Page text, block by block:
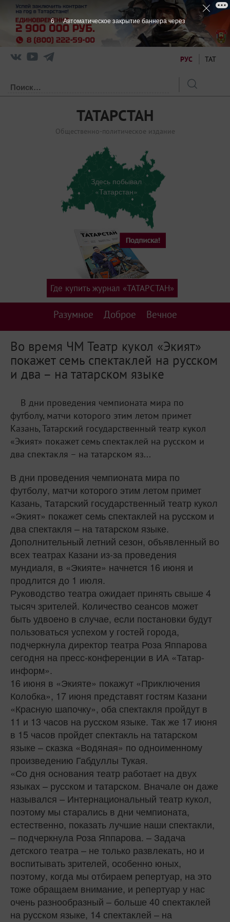
РУС ТАТ
ТАТАРСТАН
Общественно-политическое издание
Здесь побывал
«Татарстан»
Разумное Доброе Вечное
Где купить журнал «ТАТАРСТАН»
Во время ЧМ Театр кукол «Экият»
покажет семь спектаклей на русском
и два – на татарском языке
В дни проведения чемпионата мира по
футболу, матчи которого этим летом примет
Казань, Татарский государственный театр кукол
«Экият» покажет семь спектаклей на русском и
два спектакля – на татарском яз...
В дни проведения чемпионата мира по
футболу, матчи которого этим летом примет
Казань, Татарский государственный театр кукол
«Экият» покажет семь спектаклей на русском и
два спектакля – на татарском языке.
Дополнительный летний сезон, объявленный во
всех театрах Казани из-за проведения
мундиаля, в «Экияте» начнется 16 июня и
продлится до 1 июля.
Руководство театра ожидает принять свыше 4
тысяч зрителей. Количество сеансов может
быть удвоено в случае, если постановки будут
пользоваться успехом у гостей города,
подчеркнула директор театра Роза Яппарова
сегодня на пресс-конференции в ИА «Татар-
информ».
16 июня в «Экияте» покажут «Приключения
Колобка», 17 июня представят гостям Казани
«Красную шапочку», оба спектакля пройдут в
11 и 13 часов на русском языке. Так же 17 июня
в 15 часов пройдет спектакль на татарском
языке – сказка «Водяная» по одноименному
произведению Габдуллы Тукая.
«Со дня основания театр работает на двух
языках – русском и татарском. Вначале он даже
назывался – Интернациональный театр кукол,
поэтому мы старались в дни чемпионата,
естественно, показать лучшие наши спектакли,
– подчеркнула Роза Яппарова. – Задача
детского театра – не только развлекать, но и
воспитывать зрителей, особенно юных,
поэтому, когда мы отбираем репертуар, на это
тоже обращаем внимание, и репертуар у нас
очень разнообразный – больше 40 спектаклей
на русском языке, 14 спектаклей – на
5 Автоматическое закрытие баннера через